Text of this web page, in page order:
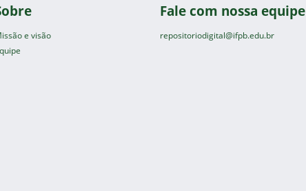
e visão
Fale com nossa equipe
repositoriodigital@ifpb.edu.br